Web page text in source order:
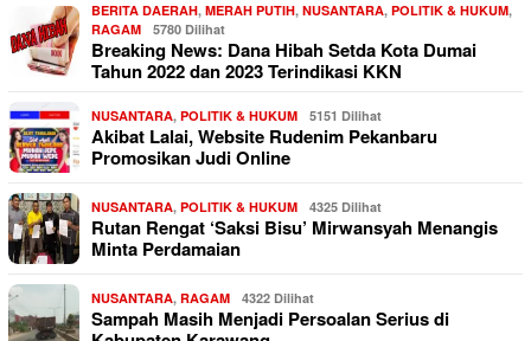
BERITA DAERAH, MERAH PUTIH, NUSANTARA, POLITIK & HUKUM,
RAGAM
5780 Dilihat
Breaking News: Dana Hibah Setda Kota Dumai
Tahun 2022 dan 2023 Terindikasi KKN
NUSANTARA, POLITIK & HUKUM 5151 Dilihat
Akibat Lalai, Website Rudenim Pekanbaru
Promosikan Judi Online
NUSANTARA, POLITIK & HUKUM 4325 Dilihat
Rutan Rengat ‘Saksi Bisu’ Mirwansyah Menangis
Minta Perdamaian
NUSANTARA, RAGAM 4322 Dilihat
Sampah Masih Menjadi Persoalan Serius di